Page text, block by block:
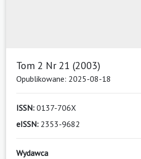
Tom 2 Nr 21 (2003)
Opublikowane: 2025-08-18
ISSN: 0137-706X
eISSN: 2353-9682
Wydawca